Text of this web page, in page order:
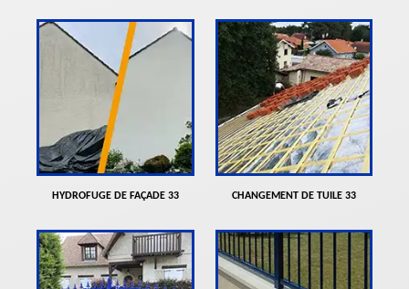
HYDROFUGE DE FAÇADE 33 CHANGEMENT DE TUILE 33